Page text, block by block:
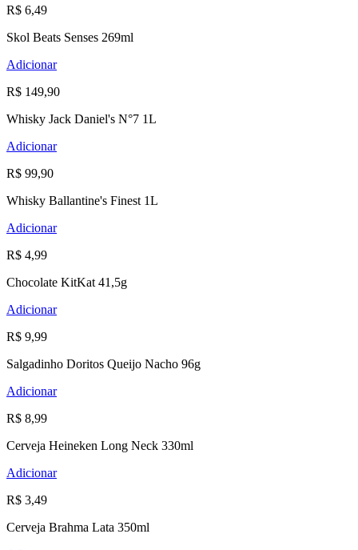
R$ 6,49
Skol Beats Senses 269ml
Adicionar
R$ 149,90
Whisky Jack Daniel's N°7 1L
Adicionar
R$ 99,90
Whisky Ballantine's Finest 1L
Adicionar
R$ 4,99
Chocolate KitKat 41,5g
Adicionar
R$ 9,99
Salgadinho Doritos Queijo Nacho 96g
Adicionar
R$ 8,99
Cerveja Heineken Long Neck 330ml
Adicionar
R$ 3,49
Cerveja Brahma Lata 350ml